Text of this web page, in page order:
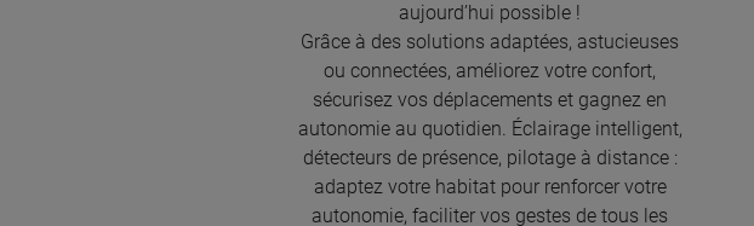
aujourd’hui possible !
Grâce à des solutions adaptées, astucieuses
ou connectées, améliorez votre confort,
sécurisez vos déplacements et gagnez en
autonomie au quotidien. Éclairage intelligent,
détecteurs de présence, pilotage à distance :
adaptez votre habitat pour renforcer votre
autonomie, faciliter vos gestes de tous les